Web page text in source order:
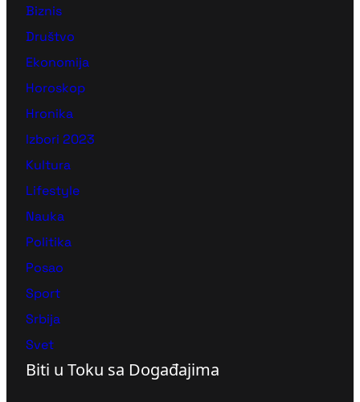
Biznis
Društvo
Ekonomija
Horoskop
Hronika
Izbori 2023
Kultura
Lifestyle
Nauka
Politika
Posao
Sport
Srbija
Svet
Biti u Toku sa Događajima